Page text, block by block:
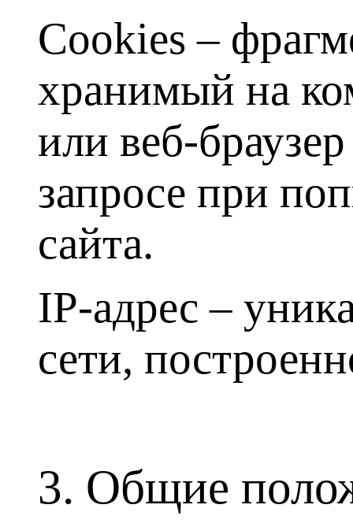
Cookies –
хранимый на
или веб-
запросе при
сайта.
IP-адрес –
сети,
3. Общие